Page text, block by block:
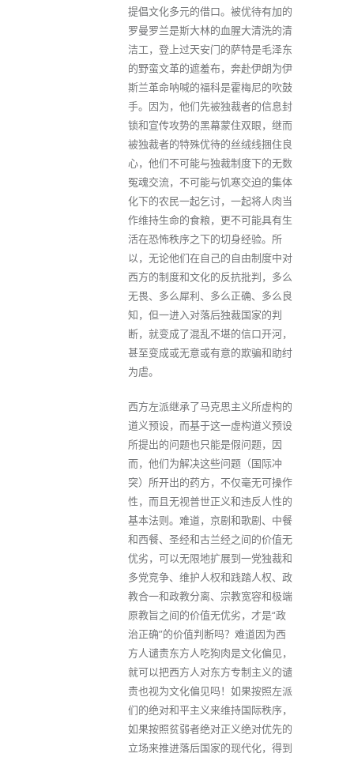
提倡文化多元的借口。被优待有加的
罗曼罗兰是斯大林的血腥大清洗的清
洁工，登上过天安门的萨特是毛泽东
的野蛮文革的遮羞布，奔赴伊朗为伊
斯兰革命呐喊的福科是霍梅尼的吹鼓
手。因为，他们先被独裁者的信息封
锁和宣传攻势的黑幕蒙住双眼，继而
被独裁者的特殊优待的丝绒线捆住良
心，他们不可能与独裁制度下的无数
冤魂交流，不可能与饥寒交迫的集体
化下的农民一起乞讨，一起将人肉当
作维持生命的食粮，更不可能具有生
活在恐怖秩序之下的切身经验。所
以，无论他们在自己的自由制度中对
西方的制度和文化的反抗批判，多么
无畏、多么犀利、多么正确、多么良
知，但一进入对落后独裁国家的判
断，就变成了混乱不堪的信口开河，
甚至变成或无意或有意的欺骗和助纣
为虐。
西方左派继承了马克思主义所虚构的
道义预设，而基于这一虚构道义预设
所提出的问题也只能是假问题，因
而，他们为解决这些问题（国际冲
突）所开出的药方，不仅毫无可操作
性，而且无视普世正义和违反人性的
基本法则。难道，京剧和歌剧、中餐
和西餐、圣经和古兰经之间的价值无
优劣，可以无限地扩展到一党独裁和
多党竞争、维护人权和践踏人权、政
教合一和政教分离、宗教宽容和极端
原教旨之间的价值无优劣，才是“政
治正确”的价值判断吗？难道因为西
方人谴责东方人吃狗肉是文化偏见，
就可以把西方人对东方专制主义的谴
责也视为文化偏见吗！如果按照左派
们的绝对和平主义来维持国际秩序，
如果按照贫弱者绝对正义绝对优先的
立场来推进落后国家的现代化，得到